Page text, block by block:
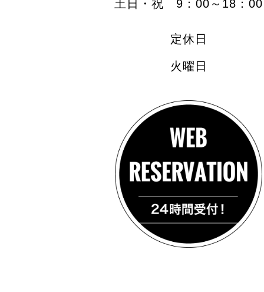
土日・祝 9：00～18：00
定休日
火曜日